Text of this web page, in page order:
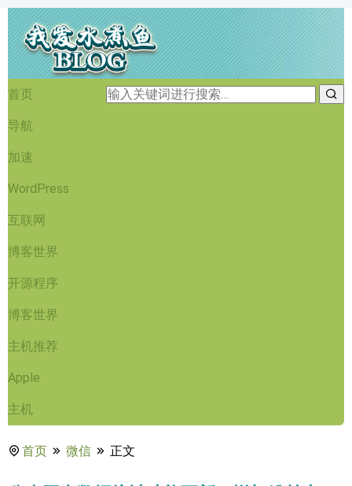
首页
导航
加速
WordPress
互联网
博客世界
开源程序
博客世界
主机推荐
Apple
主机
首页 微信 正文